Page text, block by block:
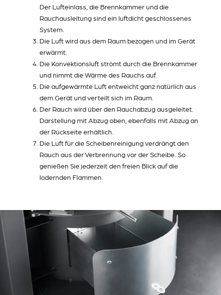
Der Lufteinlass, die Brennkammer und die
Rauchausleitung sind ein luftdicht geschlossenes
System.
Die Luft wird aus dem Raum bezogen und im Gerät
erwärmt.
Die Konvektionsluft strömt durch die Brennkammer
und nimmt die Wärme des Rauchs auf.
Die aufgewärmte Luft entweicht ganz natürlich aus
dem Gerät und verteilt sich im Raum.
Der Rauch wird über den Rauchabzug ausgeleitet.
Darstellung mit Abzug oben, ebenfalls mit Abzug an
der Rückseite erhältlich.
Die Luft für die Scheibenreinigung verdrängt den
Rauch aus der Verbrennung vor der Scheibe. So
genießen Sie jederzeit den freien Blick auf die
lodernden Flammen.